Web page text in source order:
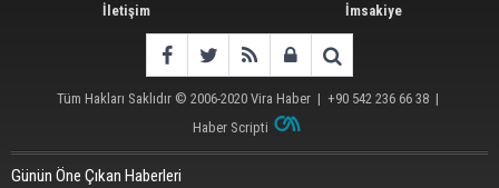
İletişim
İmsakiye
Tüm Hakları Saklıdır © 2006-2020 Vira Haber | +90 542 236 66 38 |
Haber Scripti
Günün Öne Çıkan Haberleri